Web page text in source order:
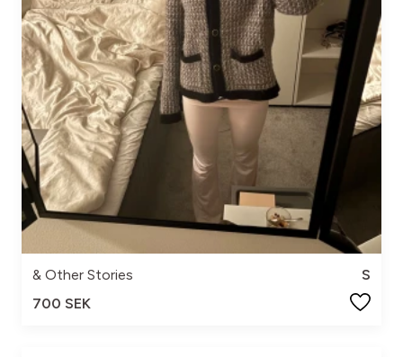
& Other Stories
S
700 SEK